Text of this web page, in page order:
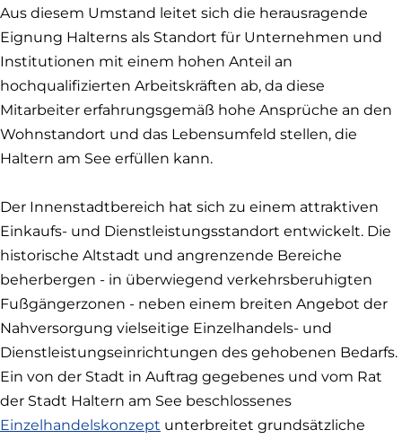
Aus diesem Umstand leitet sich die herausragende
Eignung Halterns als Standort für Unternehmen und
Institutionen mit einem hohen Anteil an
hochqualifizierten Arbeitskräften ab, da diese
Mitarbeiter erfahrungsgemäß hohe Ansprüche an den
Wohnstandort und das Lebensumfeld stellen, die
Haltern am See erfüllen kann.
Der Innenstadtbereich hat sich zu einem attraktiven
Einkaufs- und Dienstleistungsstandort entwickelt. Die
historische Altstadt und angrenzende Bereiche
beherbergen - in überwiegend verkehrsberuhigten
Fußgängerzonen - neben einem breiten Angebot der
Nahversorgung vielseitige Einzelhandels- und
Dienstleistungseinrichtungen des gehobenen Bedarfs.
Ein von der Stadt in Auftrag gegebenes und vom Rat
der Stadt Haltern am See beschlossenes
Einzelhandelskonzept unterbreitet grundsätzliche